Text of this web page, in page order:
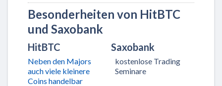
Besonderheiten von HitBTC
und Saxobank
HitBTC Saxobank
Neben den Majors
auch viele kleinere
Coins handelbar
kostenlose Trading
Seminare